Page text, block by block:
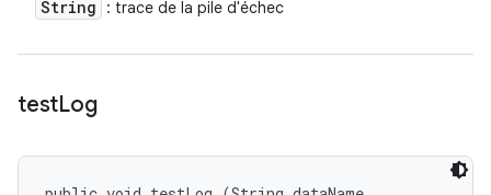
String : trace de la pile d'échec
testLog